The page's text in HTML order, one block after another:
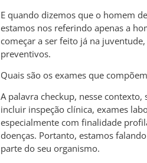
E quando dizemos que o homem
estamos nos referindo apenas a
começar a ser feito já na
preventivos.
Quais são os exames que
A palavra checkup, nesse
incluir inspeção clínica, exames
especialmente com finalidade
doenças. Portanto, estamos
parte do seu organismo.